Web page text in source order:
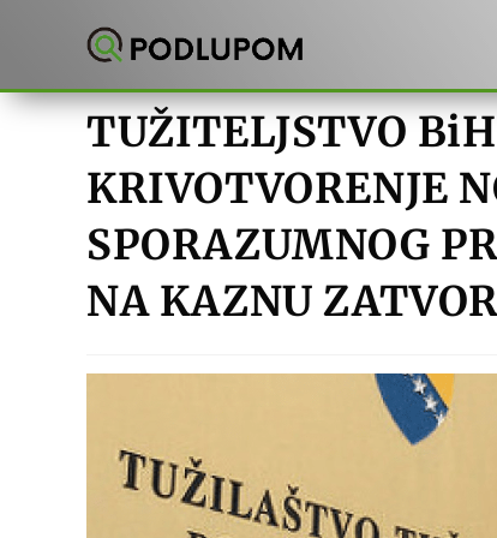
TUŽITELJSTVO
KRIVOTVORENJE
SPORAZUMNOG
NA KAZNU